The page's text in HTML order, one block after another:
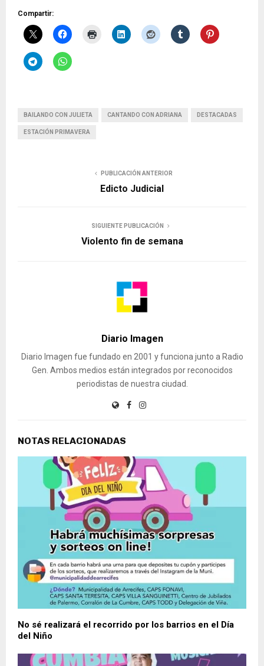
Compartir:
BAILANDO CON JULIETA CANTANDO CON ADRIANA DESTACADAS
ESTACIÓN PRIMAVERA
PUBLICACIÓN ANTERIOR
Edicto Judicial
SIGUIENTE PUBLICACIÓN
Violento fin de semana
Diario Imagen
Diario Imagen fue fundado en 2001 y funciona junto a Radio
Gen. Ambos medios están integrados por reconocidos
periodistas de nuestra ciudad.
NOTAS RELACIONADAS
No sé realizará el recorrido por los barrios en el Día
del Niño